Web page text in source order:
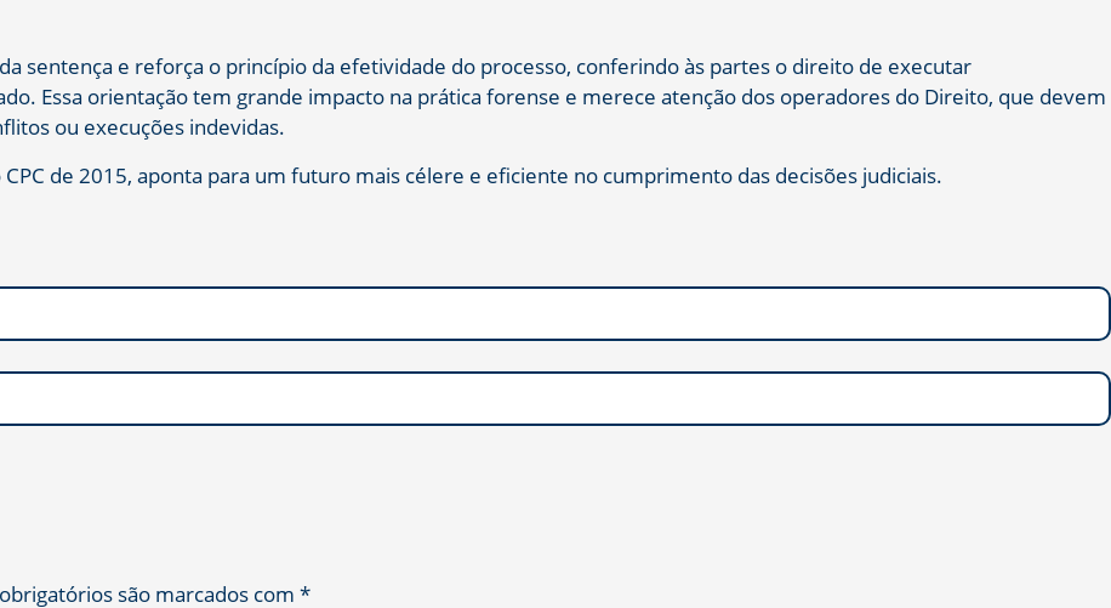
sentença e reforça o princípio da efetividade do processo, conferindo às partes o direito de executar
Essa orientação tem grande impacto na prática forense e merece atenção dos operadores do Direito, que devem
ou execuções indevidas.
de 2015, aponta para um futuro mais célere e eficiente no cumprimento das decisões judiciais.
são marcados com *